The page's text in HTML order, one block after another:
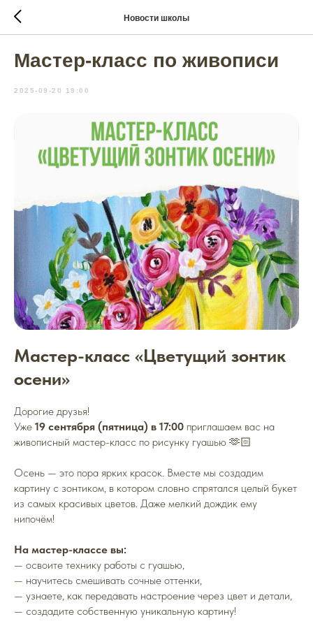
Новости школы
Мастер-класс по живописи
2025-09-20 19:00
Мастер-класс «Цветущий зонтик
осени»
Дорогие друзья!
Уже 19 сентября (пятница) в 17:00 приглашаем вас на
живописный мастер-класс по рисунку гуашью 🫶🏻
Осень — это пора ярких красок. Вместе мы создадим
картину с зонтиком, в котором словно спрятался целый букет
из самых красивых цветов. Даже мелкий дождик ему
нипочём!
На мастер-классе вы:
— освоите технику работы с гуашью,
— научитесь смешивать сочные оттенки,
— узнаете, как передавать настроение через цвет и детали,
— создадите собственную уникальную картину!